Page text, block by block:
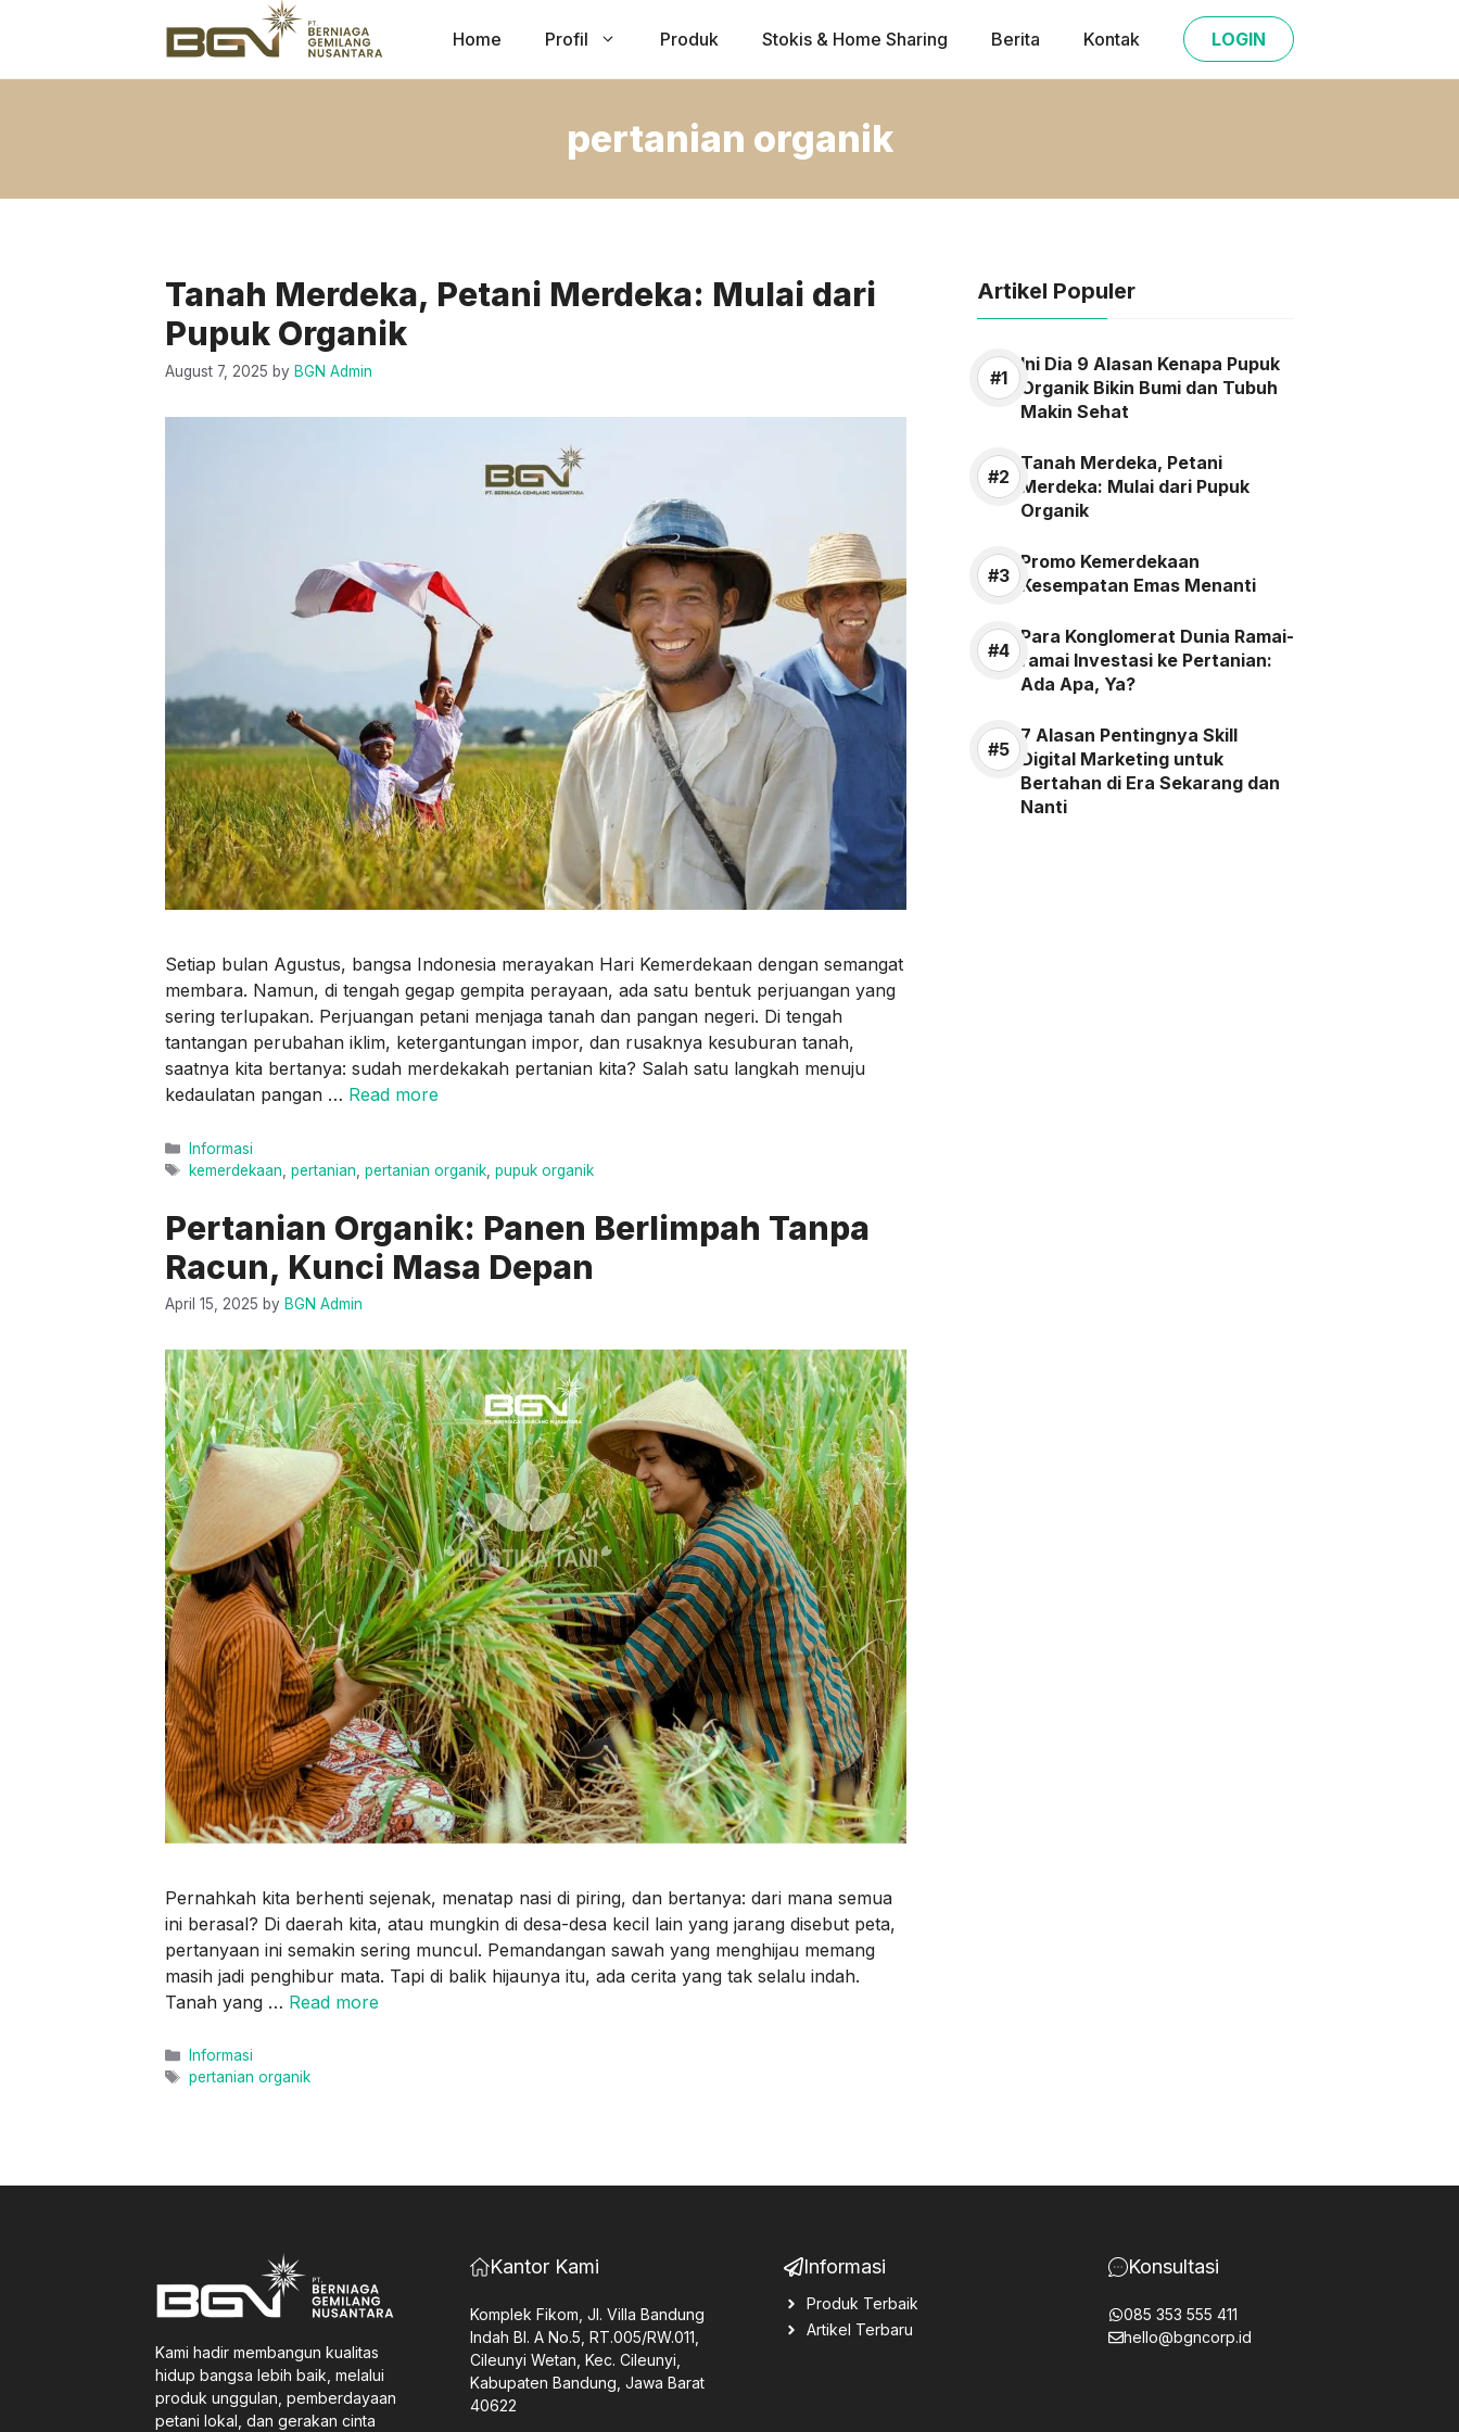
Home Profil Produk Stokis & Home Sharing Berita Kontak LOGIN
pertanian organik
Tanah Merdeka, Petani Merdeka: Mulai dari
Pupuk Organik
August 7, 2025 by BGN Admin
Setiap bulan Agustus, bangsa Indonesia merayakan Hari Kemerdekaan dengan semangat
membara. Namun, di tengah gegap gempita perayaan, ada satu bentuk perjuangan yang
sering terlupakan. Perjuangan petani menjaga tanah dan pangan negeri. Di tengah
tantangan perubahan iklim, ketergantungan impor, dan rusaknya kesuburan tanah,
saatnya kita bertanya: sudah merdekakah pertanian kita? Salah satu langkah menuju
kedaulatan pangan … Read more
Categories
Informasi
Tags
kemerdekaan pertanian pertanian organik, pupuk organik
Pertanian Organik: Panen Berlimpah Tanpa
Racun, Kunci Masa Depan
April 15, 2025 by BGN Admin
Pernahkah kita berhenti sejenak, menatap nasi di piring, dan bertanya: dari mana semua
ini berasal? Di daerah kita, atau mungkin di desa-desa kecil lain yang jarang disebut peta,
pertanyaan ini semakin sering muncul. Pemandangan sawah yang menghijau memang
masih jadi penghibur mata. Tapi di balik hijaunya itu, ada cerita yang tak selalu indah.
Tanah yang … Read more
Categories
Informasi
Tags
pertanian organik
Artikel Populer
Ini Dia 9 Alasan Kenapa Pupuk
Organik Bikin Bumi dan Tubuh
Makin Sehat
Tanah Merdeka, Petani
Merdeka: Mulai dari Pupuk
Organik
Promo Kemerdekaan
Kesempatan Emas Menanti
Para Konglomerat Dunia Ramai-
ramai Investasi ke Pertanian:
Ada Apa, Ya?
7 Alasan Pentingnya Skill
Digital Marketing untuk
Bertahan di Era Sekarang dan
Nanti
Kami hadir membangun kualitas
hidup bangsa lebih baik, melalui
produk unggulan, pemberdayaan
petani lokal, dan gerakan cinta
Kantor Kami
Komplek Fikom, Jl. Villa Bandung
Indah Bl. A No.5, RT.005/RW.011,
Cileunyi Wetan, Kec. Cileunyi,
Kabupaten Bandung, Jawa Barat
40622
Informasi
Produk Terbaik
Artikel Terbaru
Konsultasi
085 353 555 411
hello@bgncorp.id